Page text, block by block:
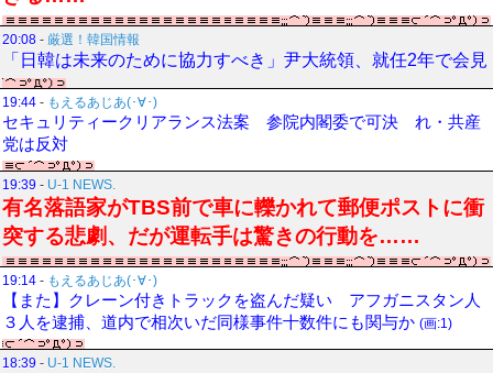
20:08 - 厳選！韓国情報
「日韓は未来のために協力すべき」尹大統領、就任2年で会見
19:44 - もえるあじあ(･∀･)
セキュリティークリアランス法案 参院内閣委で可決 れ・共産
党は反対
19:39 - U-1 NEWS.
有名落語家がTBS前で車に轢かれて郵便ポストに衝
突する悲劇、だが運転手は驚きの行動を……
19:14 - もえるあじあ(･∀･)
【また】クレーン付きトラックを盗んだ疑い アフガニスタン人
３人を逮捕、道内で相次いだ同様事件十数件にも関与か (画:1)
18:39 - U-1 NEWS.